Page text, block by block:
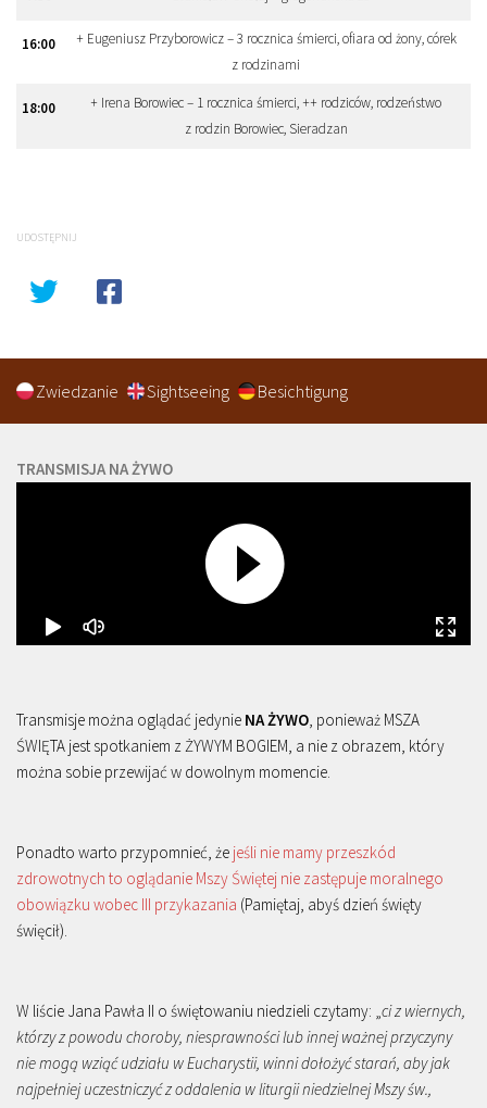
16:00
+ Eugeniusz Przyborowicz – 3 rocznica śmierci, ofiara od żony, córek
z rodzinami
18:00
+ Irena Borowiec – 1 rocznica śmierci, ++ rodziców, rodzeństwo
z rodzin Borowiec, Sieradzan
UDOSTĘPNIJ
Zwiedzanie Sightseeing Besichtigung
TRANSMISJA NA ŻYWO
Transmisje można oglądać jedynie NA ŻYWO , ponieważ MSZA
ŚWIĘTA jest spotkaniem z ŻYWYM BOGIEM, a nie z obrazem, który
można sobie przewijać w dowolnym momencie.
Ponadto warto przypomnieć, że jeśli nie mamy przeszkód
zdrowotnych to oglądanie Mszy Świętej nie zastępuje moralnego
obowiązku wobec III przykazania (Pamiętaj, abyś dzień święty
święcił).
W liście Jana Pawła II o świętowaniu niedzieli czytamy: „ ci z wiernych,
którzy z powodu choroby, niesprawności lub innej ważnej przyczyny
nie mogą wziąć udziału w Eucharystii, winni dołożyć starań, aby jak
najpełniej uczestniczyć z oddalenia w liturgii niedzielnej Mszy św.,